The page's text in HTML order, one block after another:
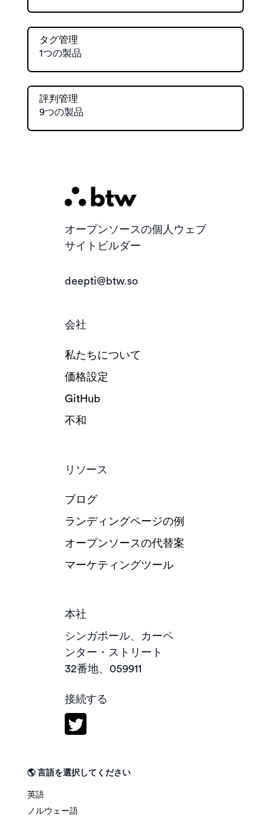
タグ管理
1つの製品
評判管理
9つの製品
オープンソースの個人ウェブ
サイトビルダー
deepti@btw.so
会社
私たちについて
価格設定
GitHub
不和
リソース
ブログ
ランディングページの例
オープンソースの代替案
マーケティングツール
本社
シンガポール、カーペ
ンター・ストリート
32番地、059911
接続する
🌎 言語を選択してください
英語
ノルウェー語